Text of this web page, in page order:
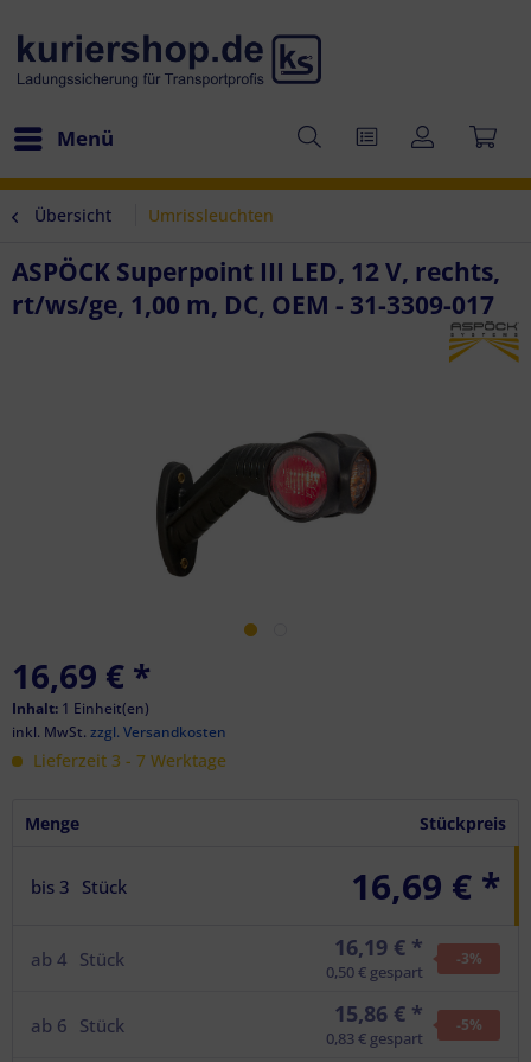
Menü
Übersicht Umrissleuchten
ASPÖCK Superpoint III LED, 12 V, rechts,
rt/ws/ge, 1,00 m, DC, OEM - 31-3309-017
16,69 € *
Inhalt: 1 Einheit(en)
inkl. MwSt. zzgl. Versandkosten
Lieferzeit 3 - 7 Werktage
Menge Stückpreis
bis 3 Stück 16,69 € *
ab 4 Stück 16,19 € *
0,50 € gespart
-3%
ab 6 Stück 15,86 € *
0,83 € gespart
-5%